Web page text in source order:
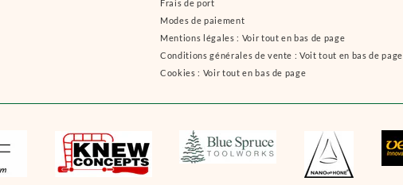
Frais de port
Modes de paiement
Mentions légales : Voir tout en bas de page
Conditions générales de vente : Voit tout en bas de page
Cookies : Voir tout en bas de page